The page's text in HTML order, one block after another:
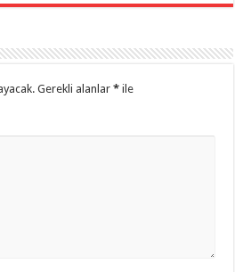
Gerekli alanlar* ile